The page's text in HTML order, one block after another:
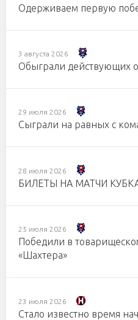
Одерживаем первую
3 августа 2026
Обыграли действующих
29 июля 2026
Сыграли на равных с
28 июля 2026
БИЛЕТЫ НА МАТЧИ
25 июля 2026
Победили в
«Шахтера»
23 июля 2026
Стало известно время